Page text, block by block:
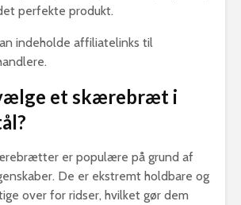
perfekte produkt.
indeholde affiliatelinks til
et skærebræt i
er populære på grund af
De er ekstremt holdbare og
over for ridser, hvilket gør dem